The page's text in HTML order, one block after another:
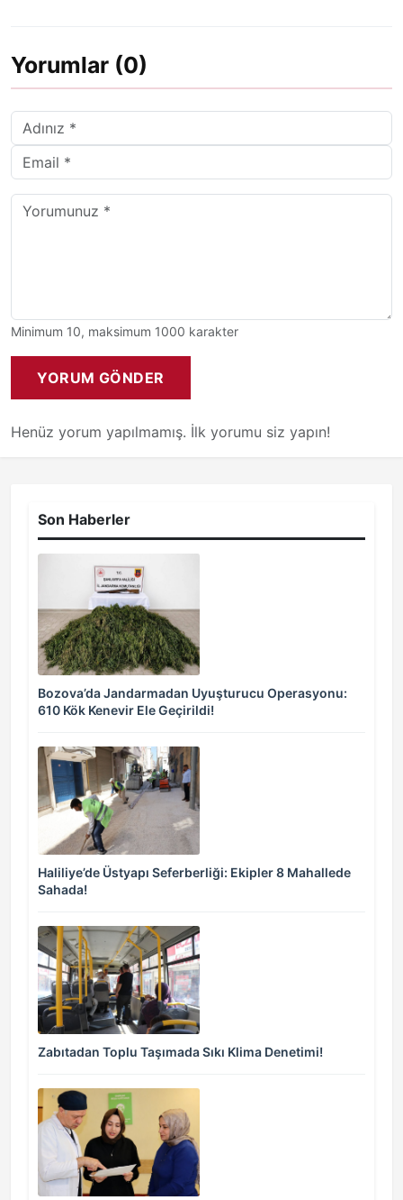
Yorumlar (0)
Minimum 10, maksimum 1000 karakter
YORUM GÖNDER
Henüz yorum yapılmamış. İlk yorumu siz yapın!
Son Haberler
Bozova’da Jandarmadan Uyuşturucu Operasyonu:
610 Kök Kenevir Ele Geçirildi!
Haliliye’de Üstyapı Seferberliği: Ekipler 8 Mahallede
Sahada!
Zabıtadan Toplu Taşımada Sıkı Klima Denetimi!